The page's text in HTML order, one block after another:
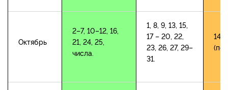
Октябрь
2–7, 10–12, 16,
21, 24, 25,
числа.
1, 8, 9, 13, 15,
17 – 20, 22,
23, 26, 27, 29–
31.
14